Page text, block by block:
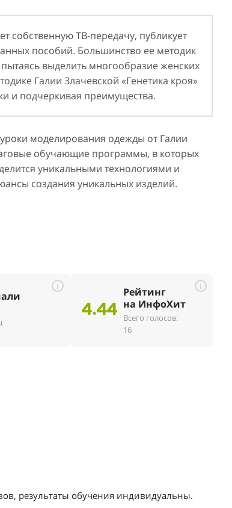
собственную ТВ-передачу, публикует
пособий. Большинство ее методик
выделить многообразие женских
Галии Злачевской «Генетика кроя»
и подчеркивая преимущества.
моделирования одежды от Галии
обучающие программы, в которых
уникальными технологиями и
создания уникальных изделий.
i
4.44
Рейтинг
на ИнфоХит
Всего голосов:
16
i
результаты обучения индивидуальны.